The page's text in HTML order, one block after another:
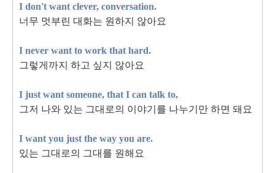
I don't want clever, conversation.
너무 멋부린 대화는 원하지 않아요
I never want to work that hard.
그렇게까지 하고 싶지 않아요
I just want someone, that I can talk to,
그저 나와 있는 그대로의 이야기를 나누기만 하면 돼요
I want you just the way you are.
있는 그대로의 그대를 원해요